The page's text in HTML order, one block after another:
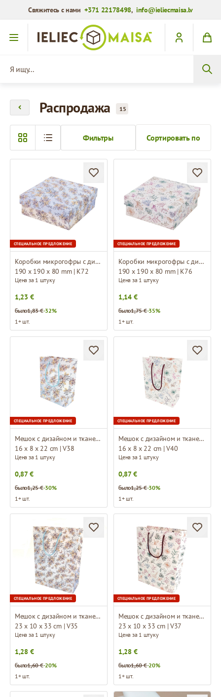
Свяжитесь с нами+371 22178498,info@ieliecmaisa.lv
Перейти к содержимому
Распродажа 15
Сортировать по
Фильтры
СПЕЦИАЛЬНОЕ ПРЕДЛОЖЕНИЕ
Коробки микрогофры с дизайном
190 x 190 x 80 mm | K72
Цена за 1 штуку
1,23 €
было1,83 €-32%
1+ шт.
СПЕЦИАЛЬНОЕ ПРЕДЛОЖЕНИЕ
Коробки микрогофры с дизайном
190 x 190 x 80 mm | K76
Цена за 1 штуку
1,14 €
было1,75 €-35%
1+ шт.
СПЕЦИАЛЬНОЕ ПРЕДЛОЖЕНИЕ
Мешок с дизайном и тканевыми ручками
16 x 8 x 22 cm | V38
Цена за 1 штуку
0,87 €
было1,25 €-30%
1+ шт.
СПЕЦИАЛЬНОЕ ПРЕДЛОЖЕНИЕ
Мешок с дизайном и тканевыми ручками
16 x 8 x 22 cm | V40
Цена за 1 штуку
0,87 €
было1,25 €-30%
1+ шт.
СПЕЦИАЛЬНОЕ ПРЕДЛОЖЕНИЕ
Мешок с дизайном и тканевыми ручками
23 x 10 x 33 cm | V35
Цена за 1 штуку
1,28 €
было1,60 €-20%
1+ шт.
СПЕЦИАЛЬНОЕ ПРЕДЛОЖЕНИЕ
Мешок с дизайном и тканевыми ручками
23 x 10 x 33 cm | V37
Цена за 1 штуку
1,28 €
было1,60 €-20%
1+ шт.